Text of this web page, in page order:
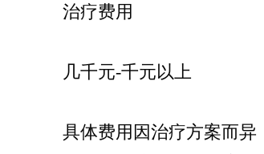
治疗费用
几千元-千元以上
具体费用因治疗方案而异